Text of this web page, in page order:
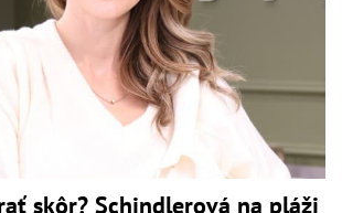
skôr? Schindlerová na pláži